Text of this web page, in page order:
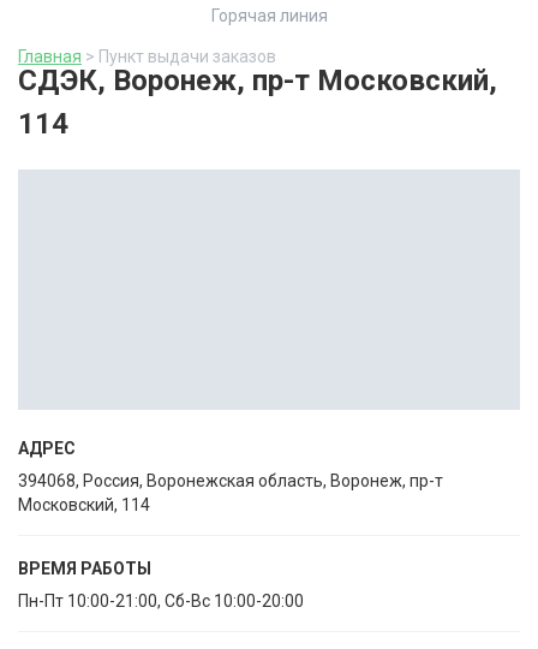
Горячая линия
Главная > Пункт выдачи заказов
СДЭК, Воронеж, пр-т Московский,
114
АДРЕС
394068, Россия, Воронежская область, Воронеж, пр-т
Московский, 114
ВРЕМЯ РАБОТЫ
Пн-Пт 10:00-21:00, Сб-Вс 10:00-20:00